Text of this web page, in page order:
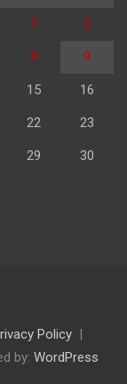
1 2
8 9
15 16
22 23
29 30
Policy
by: WordPress